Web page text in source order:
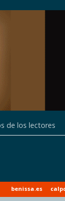
de los lectores
benissa.es